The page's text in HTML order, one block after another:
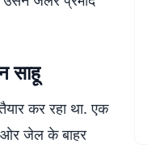
साहू
कर रहा था. एक
ओर जेल के बाहर